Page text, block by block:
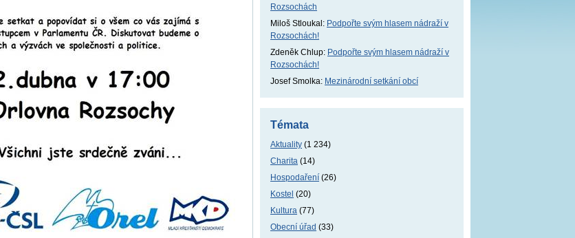
Rozsochách
Miloš Stloukal : Podpořte svým hlasem nádraží v
Rozsochách!
Zdeněk Chlup: Podpořte svým hlasem nádraží v
Rozsochách!
Josef Smolka: Mezinárodní setkání obcí
Témata
Aktuality (1 234)
Charita (14)
Hospodaření (26)
Kostel (20)
Kultura (77)
Obecní úřad (33)